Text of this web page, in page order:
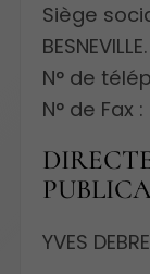
Siège
BESNEVILLE.
N° de
N° de Fax :
YVES